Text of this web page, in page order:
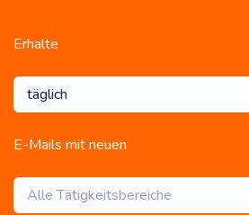
Erhalte
täglich
E-Mails mit neuen
Alle Tätigkeitsbereiche